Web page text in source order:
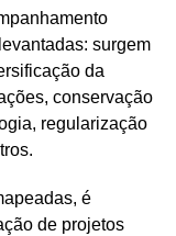
surgem
da
conservação
regularização
é
de projetos